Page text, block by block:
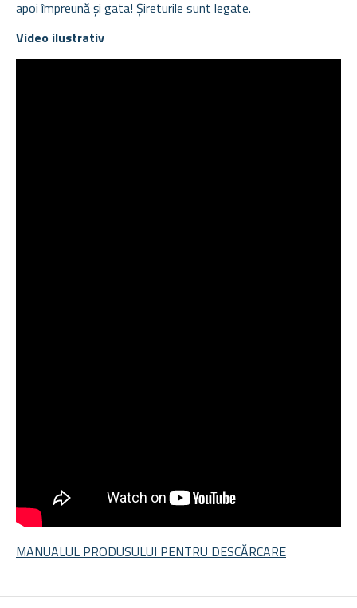
apoi împreună și gata! Șireturile sunt legate.
Video ilustrativ
MANUALUL PRODUSULUI PENTRU DESCĂRCARE